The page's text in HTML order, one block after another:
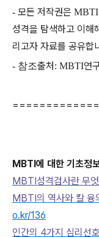
- 모든 저작권은 MBTI
성격을 탐색하고 이해
리고자 자료를 공유합
- 참조출처: MBTI연
MBTI에 대한 기초정
MBTI성격검사란 무
MBTI의 역사와 칼 융
o.kr/136
인간의 4가지 심리선